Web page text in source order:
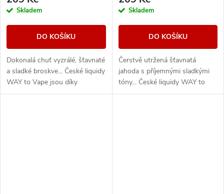
Skladem
DO KOŠÍKU
Dokonalá chuť vyzrálé, šťavnaté
a sladké broskve... České liquidy
WAY to Vape jsou díky
vyváženému poměru složek
Skladem
DO KOŠÍKU
Čerstvě utržená šťavnatá
jahoda s příjemnými sladkými
tóny... České liquidy WAY to
Vape jsou díky vyváženému